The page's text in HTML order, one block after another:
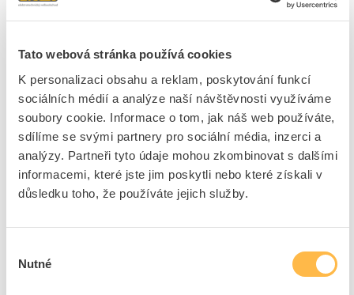
Tato webová stránka používá cookies
K personalizaci obsahu a reklam, poskytování funkcí
sociálních médií a analýze naší návštěvnosti využíváme
soubory cookie. Informace o tom, jak náš web používáte,
sdílíme se svými partnery pro sociální média, inzerci a
analýzy. Partneři tyto údaje mohou zkombinovat s dalšími
informacemi, které jste jim poskytli nebo které získali v
důsledku toho, že používáte jejich služby.
souhlasu
Nutné
Potisk ISO symboly
Symbol "0"
Průměr modelové řady
22 mm
Vnější průměr
22.5 mm
Možnost vyrytí
Ne
Vhodné pro prosvětlené
Ne
Vhodné pro signálky
Ne
tlačítko